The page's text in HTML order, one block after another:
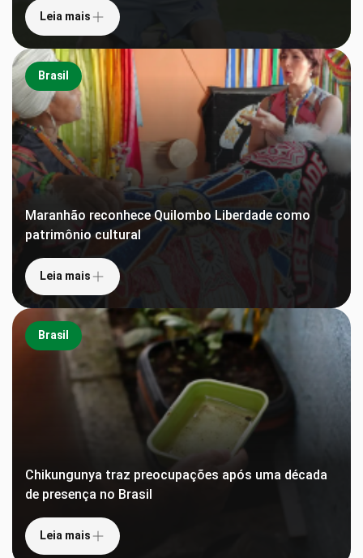
Leia mais
Brasil
Maranhão reconhece Quilombo Liberdade como
patrimônio cultural
Leia mais
Brasil
Chikungunya traz preocupações após uma década
de presença no Brasil
Leia mais